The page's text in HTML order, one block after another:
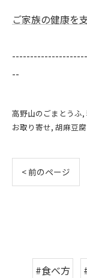
ご家族の健康を
--
高野山のごまとうふ
お取り寄せ 胡麻豆腐
< 前のページ
#食べ方